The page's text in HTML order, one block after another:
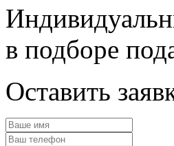
в подборе
Оставить